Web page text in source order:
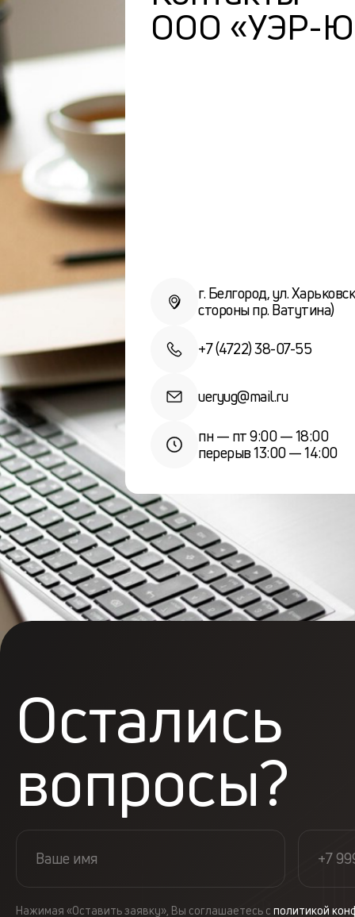
ООО «УЭР-
г. Белгород, ул.
стороны пр. Ватутина)
+7 (4722) 38-07-55
ueryug@mail.ru
пн — пт 9:00 — 18:00
перерыв 13:00 — 14:00
Остались
вопросы?
Нажимая «Оставить заявку», Вы соглашаетесь с политикой